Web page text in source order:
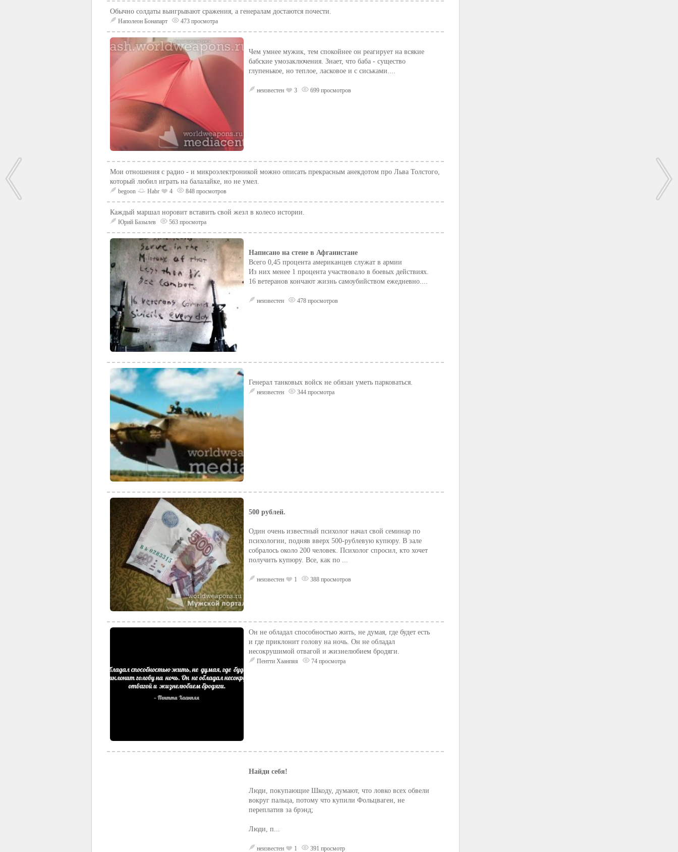
Обычно солдаты выигрывают сражения, а генералам достаются почести.
Наполеон Бонапарт 473 просмотра
Чем умнее мужик, тем спокойнее он реагирует на всякие
бабские умозаключения. Знает, что баба - существо
глупенькое, но теплое, ласковое и с сиськами....
неизвестен 3 699 просмотров
Мои отношения с радио - и микроэлектроникой можно описать прекрасным анекдотом про Льва Толстого,
который любил играть на балалайке, но не умел.
begoon Habr 4 848 просмотров
Каждый маршал норовит вставить свой жезл в колесо истории.
Юрий Базылев 563 просмотра
Написано на стене в Афганистане
Всего 0,45 процента американцев служат в армии
Из них менее 1 процента участвовало в боевых действиях.
16 ветеранов кончают жизнь самоубийством ежедневно....
неизвестен 478 просмотров
Генерал танковых войск не обязан уметь парковаться.
неизвестен 344 просмотра
500 рублей.
Один очень известный психолог начал свой семинар по
психологии, подняв вверх 500-рублевую купюру. В зале
собралось около 200 человек. Психолог спросил, кто хочет
получить купюру. Все, как по ...
неизвестен 1 388 просмотров
Он не обладал способностью жить, не думая, где будет есть
и где приклонит голову на ночь. Он не обладал
несокрушимой отвагой и жизнелюбием бродяги.
Пентти Хаанпяя 74 просмотра
Найди себя!
Люди, покупающие Шкоду, думают, что ловко всех обвели
вокруг пальца, потому что купили Фольцваген, не
переплатив за брэнд;
Люди, п...
неизвестен 1 391 просмотр